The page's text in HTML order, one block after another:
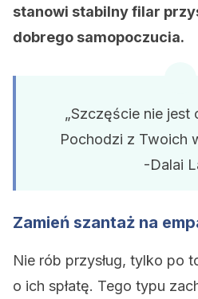
stanowi stabilny filar
dobrego samopoczucia.
„Szczęście nie
Pochodzi z Twoich
-Dalai
Zamień szantaż na
Nie rób przysług, tylko po
o ich spłatę. Tego typu